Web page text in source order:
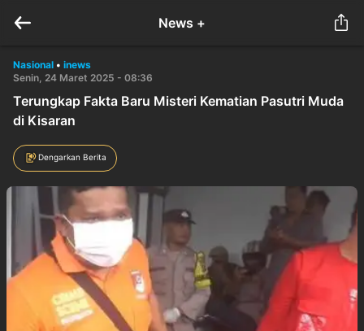
News +
Nasional • inews
Senin, 24 Maret 2025 - 08:36
Terungkap Fakta Baru Misteri Kematian Pasutri Muda
di Kisaran
Dengarkan Berita